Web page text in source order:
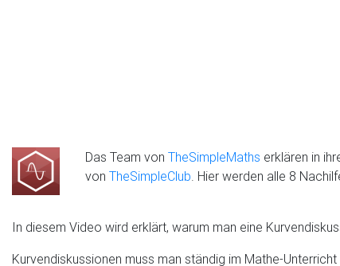
Das Team von TheSimpleMaths erklären in
von TheSimpleClub. Hier werden alle 8
In diesem Video wird erklärt, warum man eine
Kurvendiskussionen muss man ständig im Mathe-